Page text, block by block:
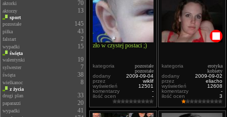
aktorki 70
aktorzy 13
sport
pozostałe
145
piłka 43
falstart 2
wypadki 15
święta
walentynki
19
sylwester 7
święta 38
wielkanoc 8
z życia
drugi plan
33
paparazzi 20
wypadki 41
zło w czystej postaci ;)
kategoria
pozostałe
pozostałe
dodany
2009-09-04
przez
wiklif
wyświetleń
12501
komentarzy
-
ilość ocen
-
kategoria
erotyka
kobiety
dodany
2009-09-02
przez
eliacho
wyświetleń
12608
komentarzy
-
ilość ocen
3